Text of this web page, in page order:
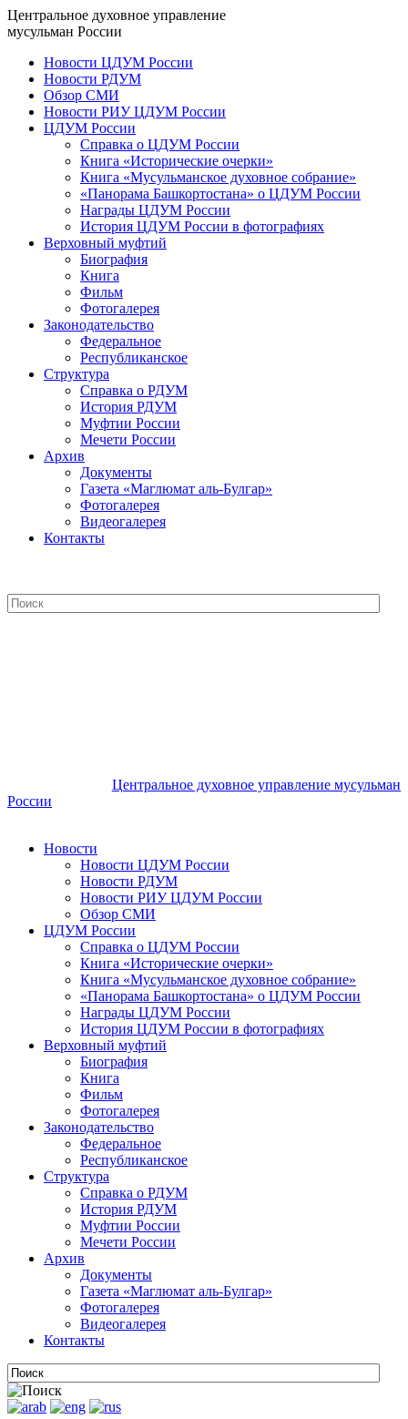
Центральное духовное управление
мусульман России
Новости ЦДУМ России
Новости РДУМ
Обзор СМИ
Новости РИУ ЦДУМ России
ЦДУМ России
Справка о ЦДУМ России
Книга «Исторические очерки»
Книга «Мусульманское духовное собрание»
«Панорама Башкортостана» о ЦДУМ России
Награды ЦДУМ России
История ЦДУМ России в фотографиях
Верховный муфтий
Биография
Книга
Фильм
Фотогалерея
Законодательство
Федеральное
Республиканское
Структура
Справка о РДУМ
История РДУМ
Муфтии России
Мечети России
Архив
Документы
Газета «Маглюмат аль-Булгар»
Фотогалерея
Видеогалерея
Контакты
Центральное духовное управление мусульман
России
Новости
Новости ЦДУМ России
Новости РДУМ
Новости РИУ ЦДУМ России
Обзор СМИ
ЦДУМ России
Справка о ЦДУМ России
Книга «Исторические очерки»
Книга «Мусульманское духовное собрание»
«Панорама Башкортостана» о ЦДУМ России
Награды ЦДУМ России
История ЦДУМ России в фотографиях
Верховный муфтий
Биография
Книга
Фильм
Фотогалерея
Законодательство
Федеральное
Республиканское
Структура
Справка о РДУМ
История РДУМ
Муфтии России
Мечети России
Архив
Документы
Газета «Маглюмат аль-Булгар»
Фотогалерея
Видеогалерея
Контакты